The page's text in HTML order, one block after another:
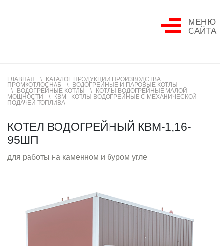
МЕНЮ
САЙТА
ГЛАВНАЯ
КАТАЛОГ ПРОДУКЦИИ ПРОИЗВОДСТВА
ПРОМКОТЛОСНАБ
ВОДОГРЕЙНЫЕ И ПАРОВЫЕ КОТЛЫ
ВОДОГРЕЙНЫЕ КОТЛЫ
КОТЛЫ ВОДОГРЕЙНЫЕ МАЛОЙ
МОЩНОСТИ
КВМ - КОТЛЫ ВОДОГРЕЙНЫЕ С МЕХАНИЧЕСКОЙ
ПОДАЧЕЙ ТОПЛИВА
КОТЕЛ ВОДОГРЕЙНЫЙ КВМ-1,16-
95ШП
для работы на каменном и буром угле